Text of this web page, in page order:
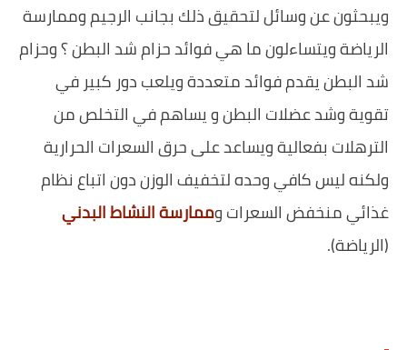
ويبحثون عن وسائل لتحقيق ذلك بجانب الرجيم وممارسة
الرياضة ويتساءلون ما هي فوائد حزام شد البطن ؟ وحزام
شد البطن يقدم فوائد متعددة ويلعب دور كبير في
تقوية وشد عضلات البطن و يساهم في التخلص من
الترهلات بفعالية ويساعد على حرق السعرات الحرارية
ولكنه ليس كافي وحده لتخفيف الوزن دون اتباع نظام
غذائي منخفض السعرات وممارسة النشاط البدني
(الرياضة).